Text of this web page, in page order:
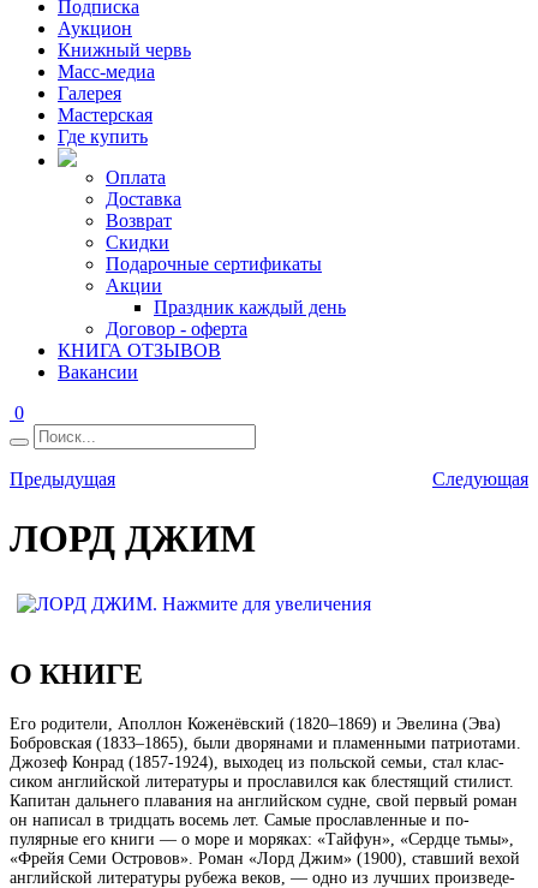
Подписка
Аукцион
Книжный червь
Масс-медиа
Галерея
Мастерская
Где купить
Оплата
Доставка
Возврат
Скидки
Подарочные сертификаты
Акции
Праздник каждый день
Договор - оферта
КНИГА ОТЗЫВОВ
Вакансии
0
Предыдущая Следующая
ЛОРД ДЖИМ
О КНИГЕ
Его родители, Аполлон Коженёвский (1820–1869) и Эвелина (Эва)
Бобровская (1833–1865), были дворянами и пламенными патриотами.
Джозеф Конрад (1857-1924), выходец из польской семьи, стал клас­
сиком английской литературы и прославился как блестящий стилист.
Капитан дальнего плавания на английском судне, свой первый ро­ман
он написал в тридцать восемь лет. Самые прославленные и по­
пулярные его книги — о море и моряках: «Тайфун», «Сердце тьмы»,
«Фрейя Семи Островов». Роман «Лорд Джим» (1900), ставший вехой
английской литературы рубежа веков, — одно из лучших произведе­